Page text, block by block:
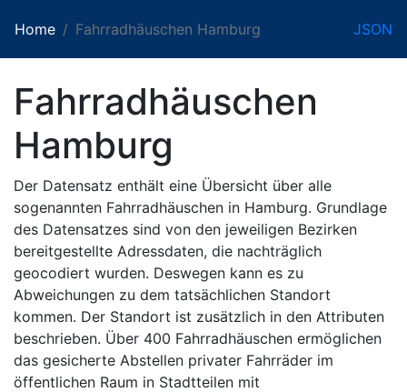
Home Fahrradhäuschen Hamburg JSON
Fahrradhäuschen
Hamburg
Der Datensatz enthält eine Übersicht über alle
sogenannten Fahrradhäuschen in Hamburg. Grundlage
des Datensatzes sind von den jeweiligen Bezirken
bereitgestellte Adressdaten, die nachträglich
geocodiert wurden. Deswegen kann es zu
Abweichungen zu dem tatsächlichen Standort
kommen. Der Standort ist zusätzlich in den Attributen
beschrieben. Über 400 Fahrradhäuschen ermöglichen
das gesicherte Abstellen privater Fahrräder im
öffentlichen Raum in Stadtteilen mit